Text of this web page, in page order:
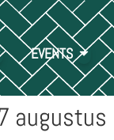
EVENTS
augustus